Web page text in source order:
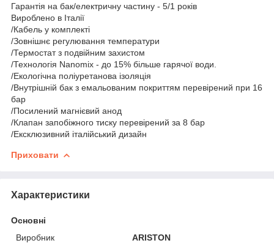
Гарантія на бак/електричну частину - 5/1 років
Вироблено в Італії
/Кабель у комплекті
/Зовнішнє регулювання температури
/Термостат з подвійним захистом
/Технологія Nanomix - до 15% більше гарячої води.
/Екологічна поліуретанова ізоляція
/Внутрішній бак з емальованим покриттям перевірений при 16
бар
/Посилений магнієвий анод
/Клапан запобіжного тиску перевірений за 8 бар
/Ексклюзивний італійський дизайн
Приховати
Характеристики
Основні
Виробник
ARISTON